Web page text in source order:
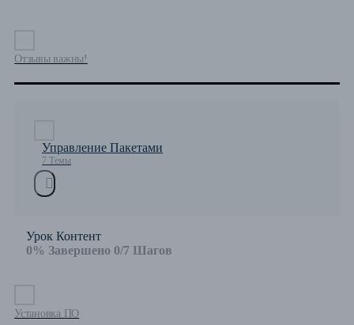
Отзывы важны!
Управление Пакетами
7 Темы
Урок Контент
0% Завершено 0/7 Шагов
Установка ПО